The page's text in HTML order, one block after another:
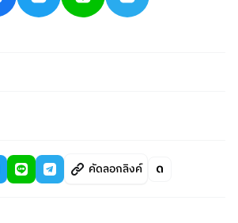
คัดลอกลิงค์